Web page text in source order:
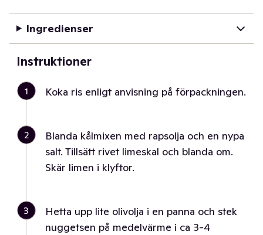
Ingredienser
Instruktioner
1 Koka ris enligt anvisning på förpackningen.
2
Blanda kålmixen med rapsolja och en nypa
salt. Tillsätt rivet limeskal och blanda om.
Skär limen i klyftor.
3
Hetta upp lite olivolja i en panna och stek
nuggetsen på medelvärme i ca 3-4